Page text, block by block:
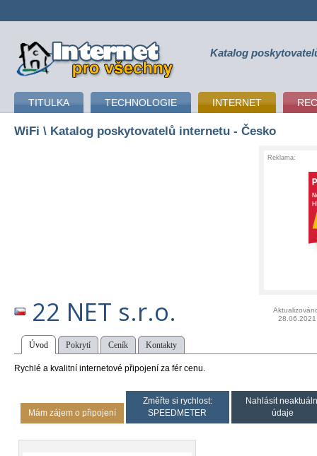
připojení k internetu Katalog
TITULKA TECHNOLOGIE INTERNET
WiFi \ Katalog poskytovatelů internetu - Česko
Reklama:
22 NET s.r.o.
28.06.2021
Úvod Pokrytí Ceník Kontakty
Rychlé a kvalitní internetové připojení za fér cenu.
Mám zájem o připojení
Změřte si rychlost:
SPEEDMETER
Nahlásit
údaje